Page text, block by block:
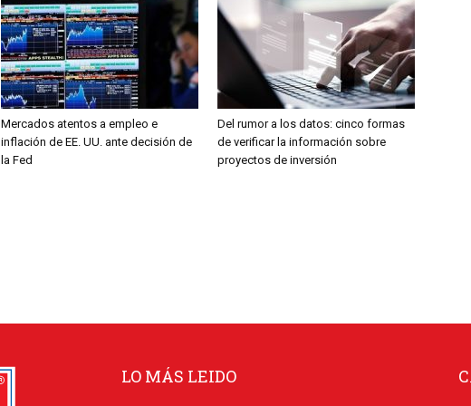
Mercados atentos a empleo e
inflación de EE. UU. ante decisión de
la Fed
Del rumor a los datos: cinco formas
de verificar la información sobre
proyectos de inversión
LO MÁS LEIDO